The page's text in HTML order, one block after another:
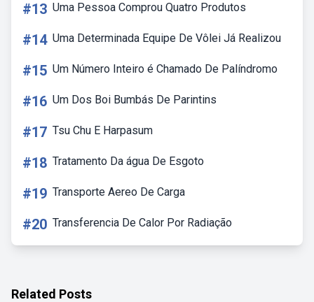
#13 Uma Pessoa Comprou Quatro Produtos
#14 Uma Determinada Equipe De Vôlei Já Realizou
#15 Um Número Inteiro é Chamado De Palíndromo
#16 Um Dos Boi Bumbás De Parintins
#17 Tsu Chu E Harpasum
#18 Tratamento Da água De Esgoto
#19 Transporte Aereo De Carga
#20 Transferencia De Calor Por Radiação
Related Posts